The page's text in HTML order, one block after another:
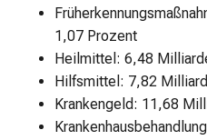
1,07 Prozent
Heilmittel: 6,48
Hilfsmittel: 7,82
Krankengeld: 11,68